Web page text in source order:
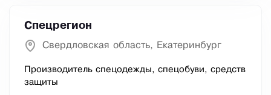
Спецрегион
Свердловская область, Екатеринбург
Производитель спецодежды, спецобуви, средств
защиты